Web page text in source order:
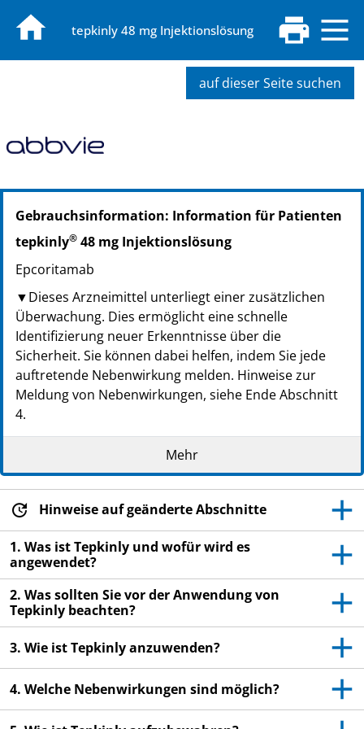
tepkinly 48 mg Injektionslösung
auf dieser Seite suchen
PZN: 18468206
PPN: 111846820685
Gebrauchsinformation: Information für Patienten
tepkinly® 48 mg Injektionslösung
Epcoritamab
▼Dieses Arzneimittel unterliegt einer zusätzlichen
Überwachung. Dies ermöglicht eine schnelle
Identifizierung neuer Erkenntnisse über die
Sicherheit. Sie können dabei helfen, indem Sie jede
auftretende Nebenwirkung melden. Hinweise zur
Meldung von Nebenwirkungen, siehe Ende Abschnitt
4.
Lesen Sie die gesamte Packungsbeilage sorgfältig
durch, bevor Sie mit der Anwendung dieses
Arzneimittels beginnen, denn sie enthält wichtige
Informationen.
Heben Sie die Packungsbeilage auf. Vielleicht
möchten Sie diese später nochmals lesen.
Ihr Arzt wird Ihnen eine Patientenkarte
aushändigen. Lesen Sie sie sorgfältig durch
und befolgen Sie die Anweisungen darauf.
Tragen Sie diese Patientenkarte immer bei
sich.
Zeigen Sie die Patientenkarte immer dem Arzt
oder medizinischen Fachpersonal, wenn Sie
in die Praxis oder ins Krankenhaus gehen.
Mehr
Hinweise auf geänderte Abschnitte
1. Was ist Tepkinly und wofür wird es
angewendet?
2. Was sollten Sie vor der Anwendung von
Tepkinly beachten?
3. Wie ist Tepkinly anzuwenden?
4. Welche Nebenwirkungen sind möglich?